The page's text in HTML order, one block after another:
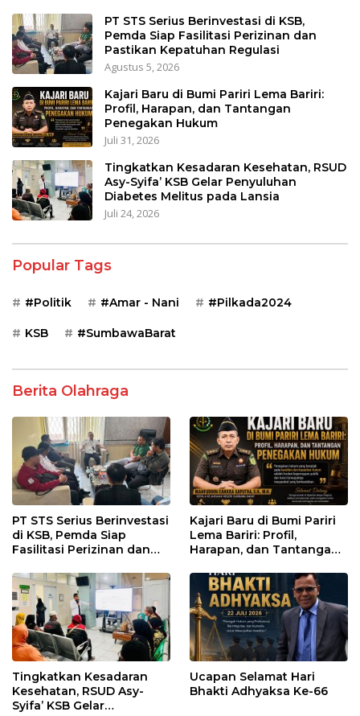
PT STS Serius Berinvestasi di KSB,
Pemda Siap Fasilitasi Perizinan dan
Pastikan Kepatuhan Regulasi
Agustus 5, 2026
Kajari Baru di Bumi Pariri Lema Bariri:
Profil, Harapan, dan Tantangan
Penegakan Hukum
Juli 31, 2026
Tingkatkan Kesadaran Kesehatan, RSUD
Asy-Syifa’ KSB Gelar Penyuluhan
Diabetes Melitus pada Lansia
Juli 24, 2026
Popular Tags
#Politik #Amar - Nani #Pilkada2024
KSB #SumbawaBarat
Berita Olahraga
PT STS Serius Berinvestasi
di KSB, Pemda Siap
Fasilitasi Perizinan dan
Regulasi
Kajari Baru di Bumi Pariri
Lema Bariri: Profil,
Harapan, dan Tantangan
Tingkatkan Kesadaran
Kesehatan, RSUD Asy-
Syifa’ KSB Gelar
Ucapan Selamat Hari
Bhakti Adhyaksa Ke-66